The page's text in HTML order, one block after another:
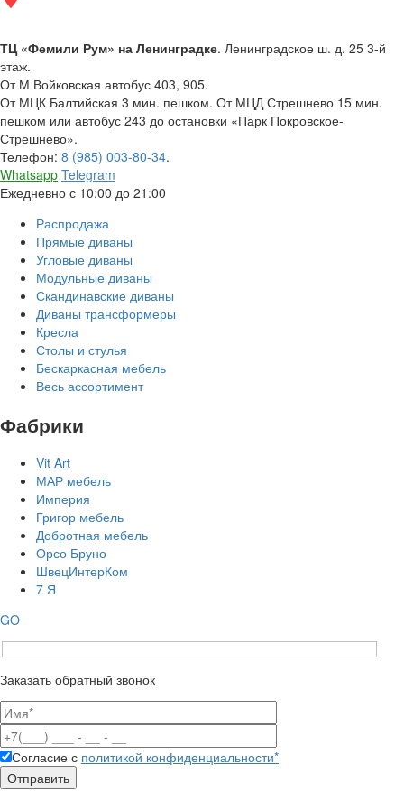
ТЦ «Фемили Рум» на Ленинградке. Ленинградское ш. д. 25 3-й
этаж.
От М Войковская автобус 403, 905.
От МЦК Балтийская 3 мин. пешком. От МЦД Стрешнево 15 мин.
пешком или автобус 243 до остановки «Парк Покровское-
Стрешнево».
Телефон: 8 (985) 003-80-34.
Whatsapp Telegram
Ежедневно с 10:00 до 21:00
Распродажа
Прямые диваны
Угловые диваны
Модульные диваны
Скандинавские диваны
Диваны трансформеры
Кресла
Столы и стулья
Бескаркасная мебель
Весь ассортимент
Фабрики
Vit Art
МАР мебель
Империя
Григор мебель
Добротная мебель
Орсо Бруно
ШвецИнтерКом
7 Я
GO
Заказать обратный звонок
Согласие с политикой конфиденциальности*